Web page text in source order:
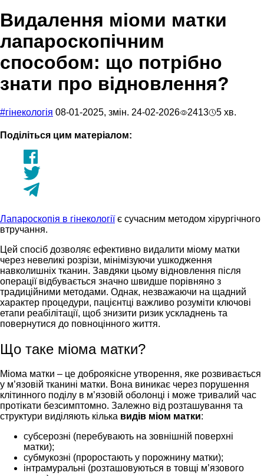
Видалення міоми матки
лапароскопічним
способом: що потрібно
знати про відновлення?
#гiнекологiя 08-01-2025, змін. 24-02-2026 2413 5 хв.
Поділіться цим матеріалом:
Лапароскопія в гінекологіїє сучасним методом хірургічного
втручання.
Цей спосіб дозволяє ефективно видалити міому матки
через невеликі розрізи, мінімізуючи ушкодження
навколишніх тканин. Завдяки цьому відновлення після
операції відбувається значно швидше порівняно з
традиційними методами. Однак, незважаючи на щадний
характер процедури, пацієнтці важливо розуміти ключові
етапи реабілітації, щоб знизити ризик ускладнень та
повернутися до повноцінного життя.
Що таке міома матки?
Міома матки – це доброякісне утворення, яке розвивається
у м’язовій тканині матки. Вона виникає через порушення
клітинного поділу в м’язовій оболонці і може тривалий час
протікати безсимптомно. Залежно від розташування та
структури виділяють кілька видів міом матки:
субсерозні (перебувають на зовнішній поверхні
матки);
субмукозні (проростають у порожнину матки);
інтрамуральні (розташовуються в товщі м’язового